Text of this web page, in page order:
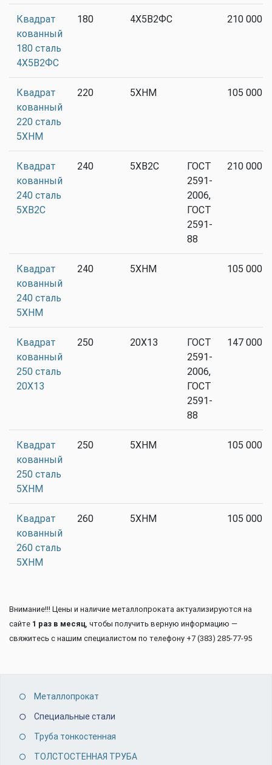
Квадрат
кованный
180 сталь
4Х5В2ФС
180 4Х5В2ФС 210 000
Квадрат
кованный
220 сталь
5ХНМ
220 5ХНМ 105 000
Квадрат
кованный
240 сталь
5ХВ2С
240 5ХВ2С
ГОСТ
2591-
2006,
ГОСТ
2591-
88
210 000
Квадрат
кованный
240 сталь
5ХНМ
240 5ХНМ 105 000
Квадрат
кованный
250 сталь
20Х13
250 20Х13
ГОСТ
2591-
2006,
ГОСТ
2591-
88
147 000
Квадрат
кованный
250 сталь
5ХНМ
250 5ХНМ 105 000
Квадрат
кованный
260 сталь
5ХНМ
260 5ХНМ 105 000
Внимание!!! Цены и наличие металлопроката актуализируются на
сайте 1 раз в месяц, чтобы получить верную информацию —
свяжитесь с нашим специалистом по телефону +7 (383) 285-77-95
Металлопрокат
Специальные стали
Труба тонкостенная
ТОЛСТОСТЕННАЯ ТРУБА